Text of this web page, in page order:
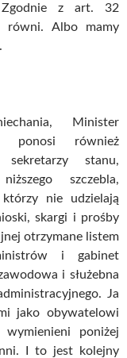
Zgodnie z art. 32
równi. Albo mamy
Minister
ponosi również
sekretarzy stanu,
szczebla,
nie udzielają
skargi i prośby
otrzymane listem
i gabinet
i służebna
Ja
jako obywatelowi
wymienieni poniżej
I to jest kolejny